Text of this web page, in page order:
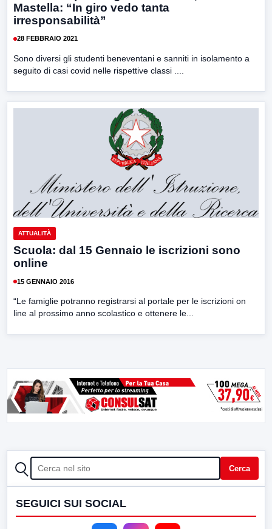
Mastella: “In giro vedo tanta
irresponsabilità”
28 FEBBRAIO 2021
Sono diversi gli studenti beneventani e sanniti in isolamento a
seguito di casi covid nelle rispettive classi ....
ATTUALITÀ
Scuola: dal 15 Gennaio le iscrizioni sono
online
15 GENNAIO 2016
“Le famiglie potranno registrarsi al portale per le iscrizioni on
line al prossimo anno scolastico e ottenere le...
CERCA Cerca
SEGUICI SUI SOCIAL